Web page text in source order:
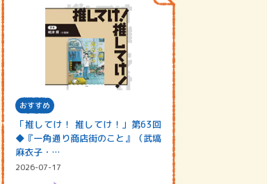
おすすめ
「推してけ！ 推してけ！」第63回
◆『一角通り商店街のこと』（武塙
麻衣子・…
2026-07-17